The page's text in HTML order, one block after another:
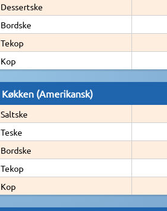
Dessertske
Bordske
Tekop
Kop
Køkken (Amerikansk)
Saltske
Teske
Bordske
Tekop
Kop